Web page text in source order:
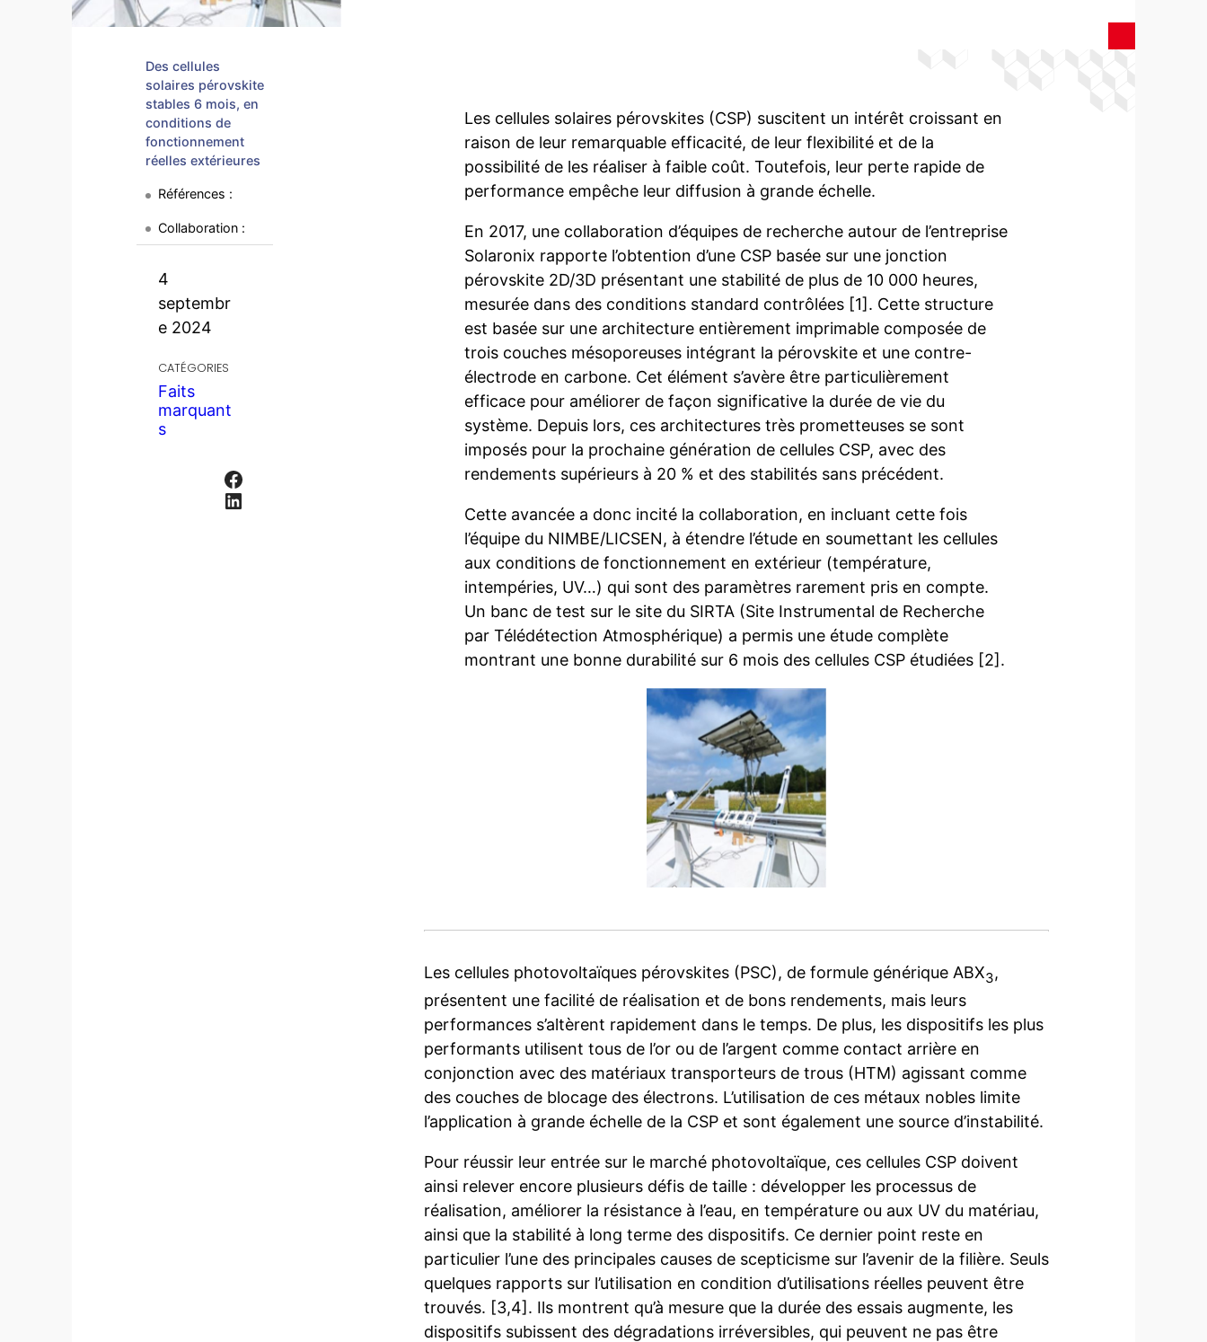
Des cellules
solaires pérovskite
stables 6 mois, en
conditions de
fonctionnement
réelles extérieures
Références :
Collaboration :
4
septembr
e 2024
CATÉGORIES
Faits
marquant
s
Facebook
LinkedIn
Les cellules solaires pérovskites (CSP) suscitent un intérêt croissant en
raison de leur remarquable efficacité, de leur flexibilité et de la
possibilité de les réaliser à faible coût. Toutefois, leur perte rapide de
performance empêche leur diffusion à grande échelle.
En 2017, une collaboration d’équipes de recherche autour de l’entreprise
Solaronix rapporte l’obtention d’une CSP basée sur une jonction
pérovskite 2D/3D présentant une stabilité de plus de 10 000 heures,
mesurée dans des conditions standard contrôlées [1]. Cette structure
est basée sur une architecture entièrement imprimable composée de
trois couches mésoporeuses intégrant la pérovskite et une contre-
électrode en carbone. Cet élément s’avère être particulièrement
efficace pour améliorer de façon significative la durée de vie du
système. Depuis lors, ces architectures très prometteuses se sont
imposés pour la prochaine génération de cellules CSP, avec des
rendements supérieurs à 20 % et des stabilités sans précédent.
Cette avancée a donc incité la collaboration, en incluant cette fois
l’équipe du NIMBE/LICSEN, à étendre l’étude en soumettant les cellules
aux conditions de fonctionnement en extérieur (température,
intempéries, UV…) qui sont des paramètres rarement pris en compte.
Un banc de test sur le site du SIRTA (Site Instrumental de Recherche
par Télédétection Atmosphérique) a permis une étude complète
montrant une bonne durabilité sur 6 mois des cellules CSP étudiées [2].
Les cellules photovoltaïques pérovskites (PSC), de formule générique ABX3,
présentent une facilité de réalisation et de bons rendements, mais leurs
performances s’altèrent rapidement dans le temps. De plus, les dispositifs les plus
performants utilisent tous de l’or ou de l’argent comme contact arrière en
conjonction avec des matériaux transporteurs de trous (HTM) agissant comme
des couches de blocage des électrons. L’utilisation de ces métaux nobles limite
l’application à grande échelle de la CSP et sont également une source d’instabilité.
Pour réussir leur entrée sur le marché photovoltaïque, ces cellules CSP doivent
ainsi relever encore plusieurs défis de taille : développer les processus de
réalisation, améliorer la résistance à l’eau, en température ou aux UV du matériau,
ainsi que la stabilité à long terme des dispositifs. Ce dernier point reste en
particulier l’une des principales causes de scepticisme sur l’avenir de la filière. Seuls
quelques rapports sur l’utilisation en condition d’utilisations réelles peuvent être
trouvés. [3,4]. Ils montrent qu’à mesure que la durée des essais augmente, les
dispositifs subissent des dégradations irréversibles, qui peuvent ne pas être